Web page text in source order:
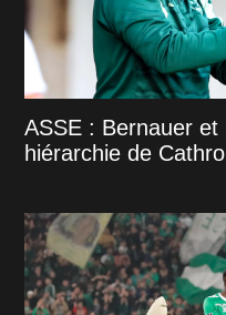
ASSE : Bernauer
hiérarchie de